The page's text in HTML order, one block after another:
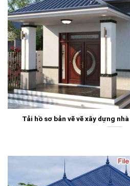
Tải hồ sơ bản vẽ vẽ xây dựng